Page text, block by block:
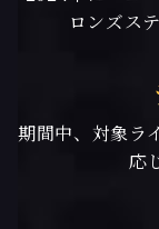
ロンズス
期間中、対象ラ
応